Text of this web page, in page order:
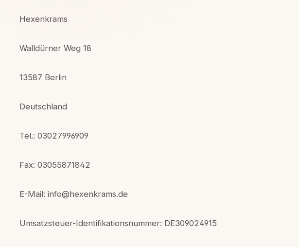
Hexenkrams
Walldürner Weg 18
13587 Berlin
Deutschland
Tel.: 03027996909
Fax: 03055871842
E-Mail: info@hexenkrams.de
Umsatzsteuer-Identifikationsnummer: DE309024915